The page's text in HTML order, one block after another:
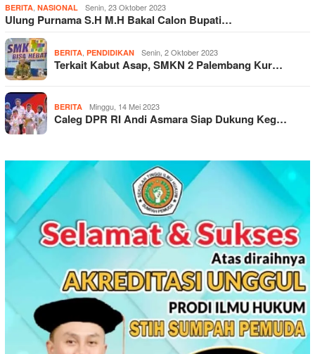
BERITA NASIONAL Senin, 23 Oktober 2023
Ulung Purnama S.H M.H Bakal Calon Bupati…
BERITA PENDIDIKAN Senin, 2 Oktober 2023
Terkait Kabut Asap, SMKN 2 Palembang Kur…
BERITA Minggu, 14 Mei 2023
Caleg DPR RI Andi Asmara Siap Dukung Keg…